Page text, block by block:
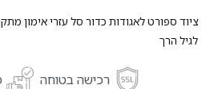
ציוד ספורט לאגודות כדור סל עזרי אימון
לגיל הרך
רכישה בטוחה